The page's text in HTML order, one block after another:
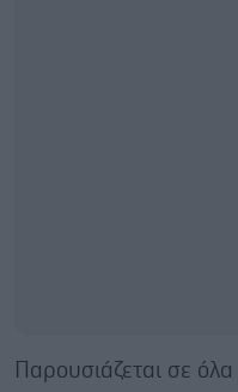
Παρουσιάζεται σε